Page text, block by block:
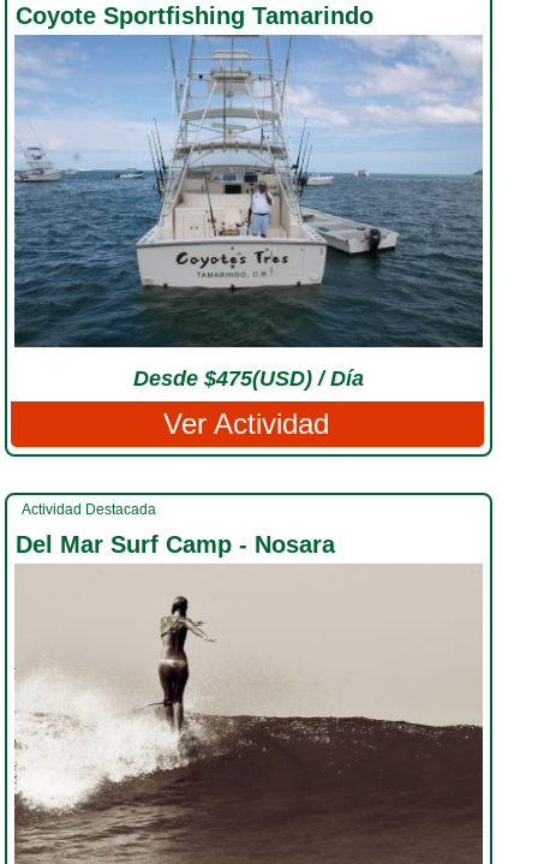
Coyote Sportfishing Tamarindo
Desde $475(USD) / Día
Ver Actividad
Actividad Destacada
Del Mar Surf Camp - Nosara